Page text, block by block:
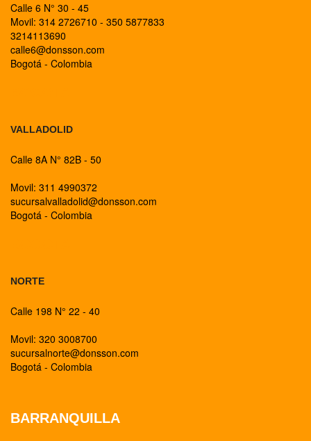
Calle 6 N° 30 - 45
Movil: 314 2726710 - 350 5877833
3214113690
calle6@donsson.com
Bogotá - Colombia
VALLADOLID
Calle 8A N° 82B - 50
Movil: 311 4990372
sucursalvalladolid@donsson.com
Bogotá - Colombia
NORTE
Calle 198 N° 22 - 40
Movil: 320 3008700
sucursalnorte@donsson.com
Bogotá - Colombia
BARRANQUILLA